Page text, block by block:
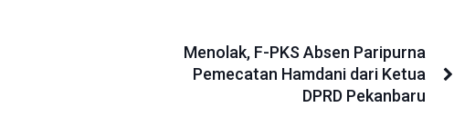
Menolak, F-PKS Absen Paripurna
Pemecatan Hamdani dari Ketua
DPRD Pekanbaru